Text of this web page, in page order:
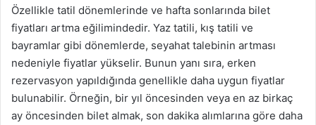
Özellikle tatil dönemlerinde ve hafta sonlarında bilet
fiyatları artma eğilimindedir. Yaz tatili, kış tatili ve
bayramlar gibi dönemlerde, seyahat talebinin artması
nedeniyle fiyatlar yükselir. Bunun yanı sıra, erken
rezervasyon yapıldığında genellikle daha uygun fiyatlar
bulunabilir. Örneğin, bir yıl öncesinden veya en az birkaç
ay öncesinden bilet almak, son dakika alımlarına göre daha